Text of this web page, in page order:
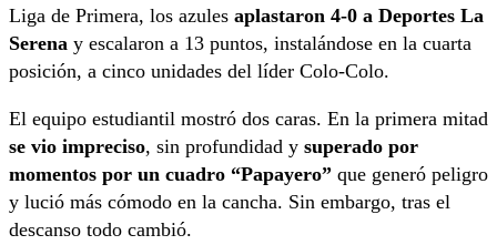
Liga de Primera, los azules aplastaron 4-0 a Deportes La
Serena y escalaron a 13 puntos, instalándose en la cuarta
posición, a cinco unidades del líder Colo-Colo.
El equipo estudiantil mostró dos caras. En la primera mitad
se vio impreciso, sin profundidad y superado por
momentos por un cuadro “Papayero” que generó peligro
y lució más cómodo en la cancha. Sin embargo, tras el
descanso todo cambió.